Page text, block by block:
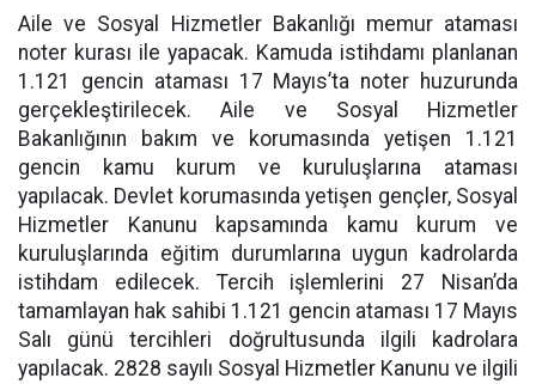
Aile ve Sosyal Hizmetler Bakanlığı memur ataması
noter kurası ile yapacak. Kamuda istihdamı planlanan
1.121 gencin ataması 17 Mayıs’ta noter huzurunda
gerçekleştirilecek. Aile ve Sosyal Hizmetler
Bakanlığının bakım ve korumasında yetişen 1.121
gencin kamu kurum ve kuruluşlarına ataması
yapılacak. Devlet korumasında yetişen gençler, Sosyal
Hizmetler Kanunu kapsamında kamu kurum ve
kuruluşlarında eğitim durumlarına uygun kadrolarda
istihdam edilecek. Tercih işlemlerini 27 Nisan’da
tamamlayan hak sahibi 1.121 gencin ataması 17 Mayıs
Salı günü tercihleri doğrultusunda ilgili kadrolara
yapılacak. 2828 sayılı Sosyal Hizmetler Kanunu ve ilgili